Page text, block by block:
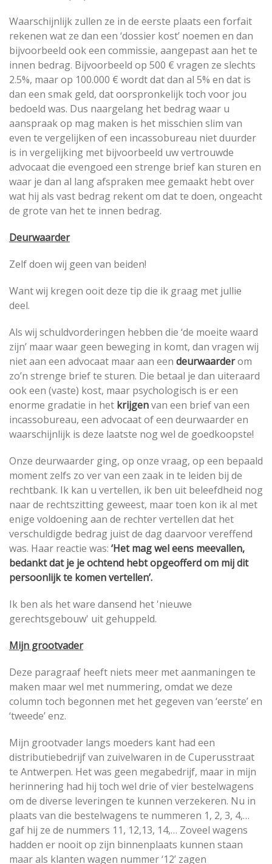
Waarschijnlijk zullen ze in de eerste plaats een forfait
rekenen wat ze dan een ‘dossier kost’ noemen en dan
bijvoorbeeld ook een commissie, aangepast aan het te
innen bedrag. Bijvoorbeeld op 500 € vragen ze slechts
2.5%, maar op 100.000 € wordt dat dan al 5% en dat is
dan een smak geld, dat oorspronkelijk toch voor jou
bedoeld was. Dus naargelang het bedrag waar u
aanspraak op mag maken is het misschien slim van
even te vergelijken of een incassobureau niet duurder
is in vergelijking met bijvoorbeeld uw vertrouwde
advocaat die evengoed een strenge brief kan sturen en
waar je dan al lang afspraken mee gemaakt hebt over
wat hij als vast bedrag rekent om dat te doen, ongeacht
de grote van het te innen bedrag.
Deurwaarder
Zelf doen wij geen van beiden!
Want wij kregen ooit deze tip die ik graag met jullie
deel.
Als wij schuldvorderingen hebben die ‘de moeite waard
zijn’ maar waar geen beweging in komt, dan vragen wij
niet aan een advocaat maar aan een deurwaarderom
zo’n strenge brief te sturen. Die betaal je dan uiteraard
ook een (vaste) kost, maar psychologisch is er een
enorme gradatie in het krijgenvan een brief van een
incassobureau, een advocaat of een deurwaarder en
waarschijnlijk is deze laatste nog wel de goedkoopste!
Onze deurwaarder ging, op onze vraag, op een bepaald
moment zelfs zo ver van een zaak in te leiden bij de
rechtbank. Ik kan u vertellen, ik ben uit beleefdheid nog
naar de rechtszitting geweest, maar toen kon ik al met
enige voldoening aan de rechter vertellen dat het
verschuldigde bedrag juist de dag daarvoor vereffend
was. Haar reactie was: ‘Het mag wel eens meevallen,
bedankt dat je je ochtend hebt opgeofferd om mij dit
persoonlijk te komen vertellen’.
Ik ben als het ware dansend het 'nieuwe
gerechtsgebouw' uit gehuppeld.
Mijn grootvader
Deze paragraaf heeft niets meer met aanmaningen te
maken maar wel met nummering, omdat we deze
column toch begonnen met het gegeven van ‘eerste’ en
‘tweede’ enz.
Mijn grootvader langs moeders kant had een
distributiebedrijf van zuivelwaren in de Cuperusstraat
te Antwerpen. Het was geen megabedrijf, maar in mijn
herinnering had hij toch wel drie of vier bestelwagens
om de diverse leveringen te kunnen verzekeren. Nu in
plaats van die bestelwagens te nummeren 1, 2, 3, 4,…
gaf hij ze de nummers 11, 12,13, 14,… Zoveel wagens
hadden er nooit op zijn binnenplaats kunnen staan
maar als klanten wagen nummer ‘12’ zagen